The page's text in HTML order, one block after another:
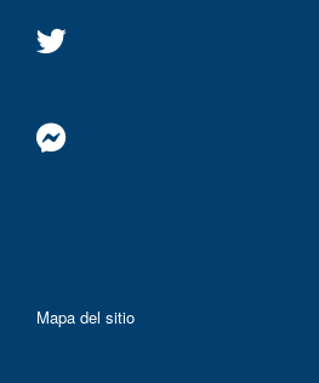
Mapa del sitio